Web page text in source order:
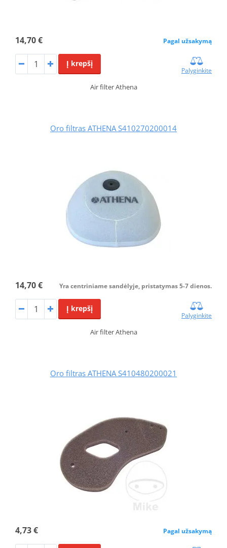
14,70 € Pagal užsakymą
Į krepšį
Palyginkite
Air filter Athena
Oro filtras ATHENA S410270200014
14,70 € Yra centriniame sandėlyje, pristatymas 5-7 dienos.
Į krepšį
Palyginkite
Air filter Athena
Oro filtras ATHENA S410480200021
4,73 € Pagal užsakymą